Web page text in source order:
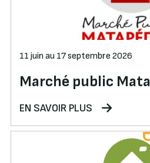
11 juin au 17 septembre 2026
Marché public
EN SAVOIR PLUS